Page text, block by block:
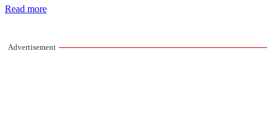
Read more
Advertisement